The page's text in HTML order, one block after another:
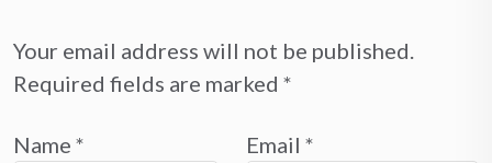
Your email address will not be published.
Required fields are marked *
Name * Email *